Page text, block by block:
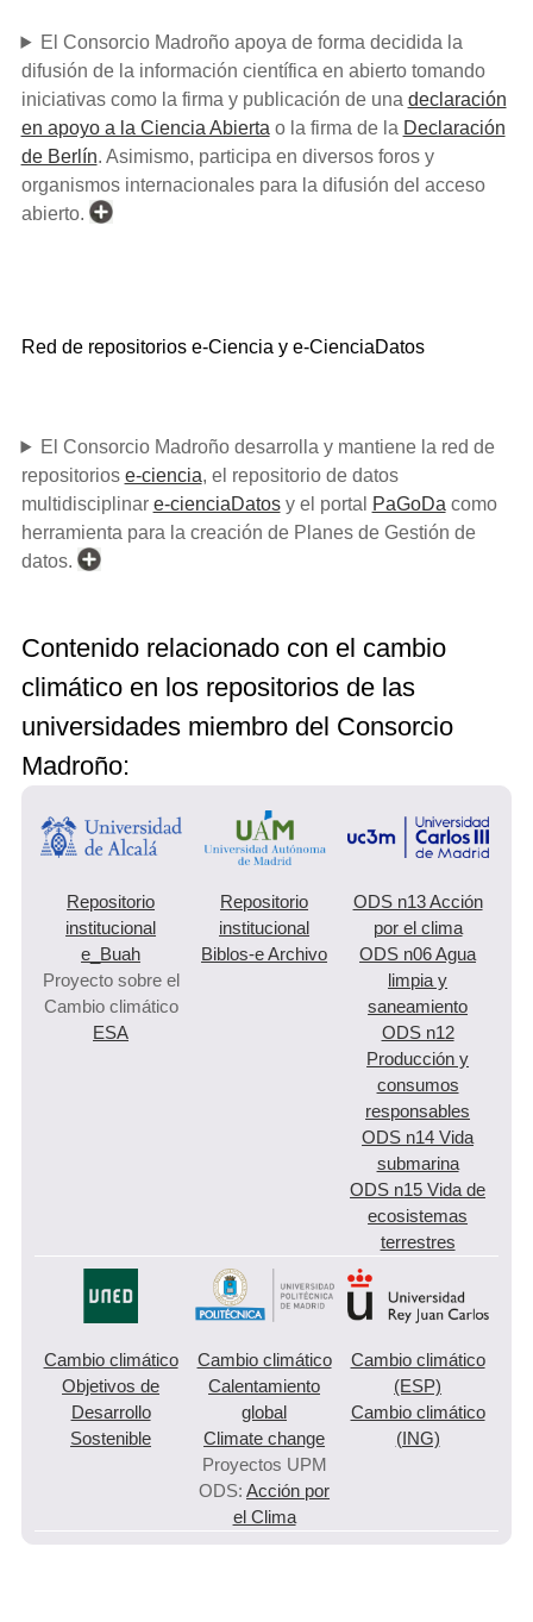
El Consorcio Madroño apoya de forma decidida la
difusión de la información científica en abierto tomando
iniciativas como la firma y publicación de una declaración
en apoyo a la Ciencia Abierta o la firma de la Declaración
de Berlín. Asimismo, participa en diversos foros y
organismos internacionales para la difusión del acceso
abierto.
Red de repositorios e-Ciencia y e-CienciaDatos
El Consorcio Madroño desarrolla y mantiene la red de
repositorios e-ciencia, el repositorio de datos
multidisciplinar e-cienciaDatosy el portal PaGoDa como
herramienta para la creación de Planes de Gestión de
datos.
Contenido relacionado con el cambio
climático en los repositorios de las
universidades miembro del Consorcio
Madroño:
Repositorio
institucional
e_Buah
Proyecto sobre el
Cambio climático
ESA
Repositorio
institucional
Biblos-e Archivo
ODS n13 Acción
por el clima
ODS n06 Agua
limpia y
saneamiento
ODS n12
Producción y
consumos
responsables
ODS n14 Vida
submarina
ODS n15 Vida de
ecosistemas
terrestres
Cambio climático
Objetivos de
Desarrollo
Sostenible
Cambio climático
Calentamiento
global
Climate change
Proyectos UPM
ODS:Acción por
el Clima
Cambio climático
(ESP)
Cambio climático
(ING)